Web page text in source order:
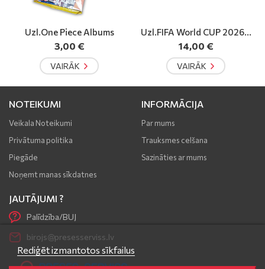
Uzl.FIFA World CUP 2026...
14,00 €
VAIRĀK
Spēle.DAMBRETE
6,50 €
VAIRĀK
NOTEIKUMI
Veikala Noteikumi
Privātuma politika
Piegāde
Noņemt manas sīkdatnes
INFORMĀCIJA
Par mums
Trauksmes celšana
Sazināties ar mums
Rediģēt izmantotos sīkfailus
JAUTĀJUMI ?
Palīdzība/BUJ
birojs@presesserviss.lv